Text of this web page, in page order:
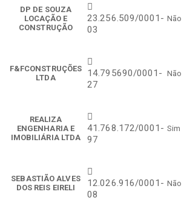
DP DE SOUZA
LOCAÇÃO E
CONSTRUÇÃO
23.256.509/0001-
03
Não
F&FCONSTRUÇÕES
LTDA
14.795690/0001-
27
Não
REALIZA
ENGENHARIA E
IMOBILIÁRIA LTDA
41.768.172/0001-
97
Sim
SEBASTIÃO ALVES
DOS REIS EIRELI
12.026.916/0001-
08
Não